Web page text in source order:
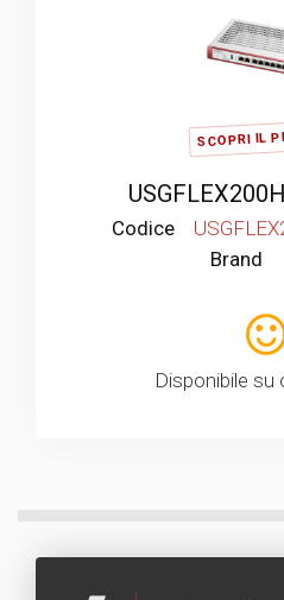
SCOPRI IL
Codice
Brand
Disponibile su